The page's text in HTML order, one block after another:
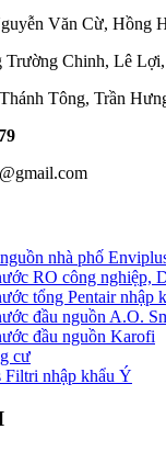
Văn Cừ, Hồng
Trường Chinh, Lê
Tông, Trần
nhà phố
RO công nghiệp,
tổng Pentair nhập
đầu nguồn A.O.
đầu nguồn Karofi
cư
Filtri nhập khẩu Ý